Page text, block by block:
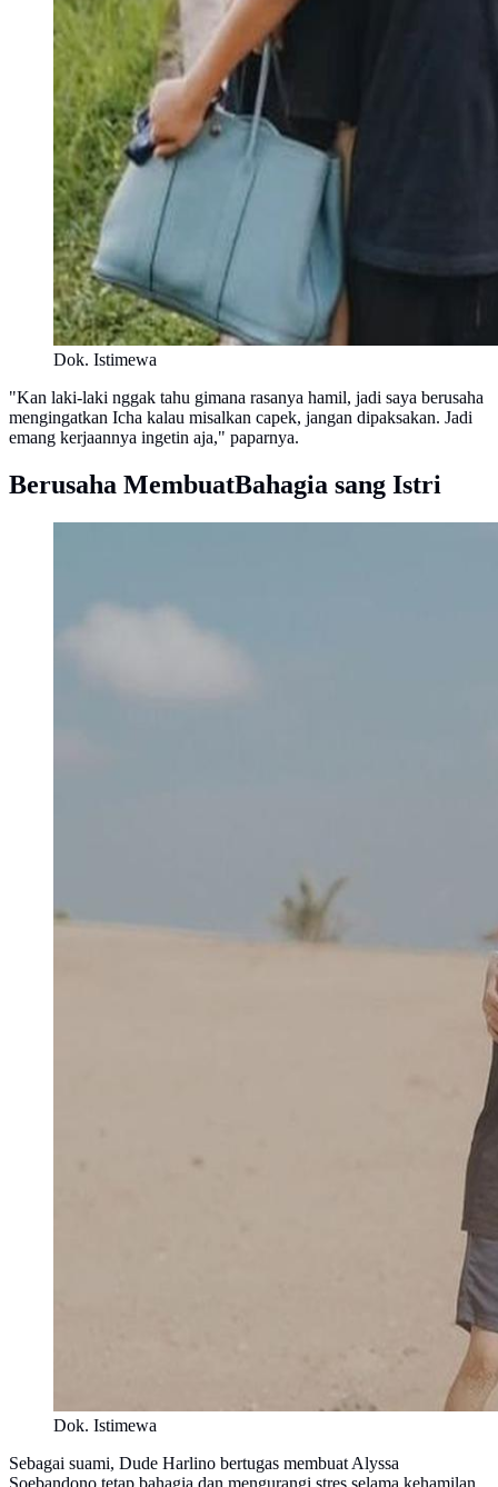
Dok. Istimewa
"Kan laki-laki nggak tahu gimana rasanya hamil, jadi saya berusaha
mengingatkan Icha kalau misalkan capek, jangan dipaksakan. Jadi
emang kerjaannya ingetin aja," paparnya.
Berusaha MembuatBahagia sang Istri
Dok. Istimewa
Sebagai suami, Dude Harlino bertugas membuat Alyssa